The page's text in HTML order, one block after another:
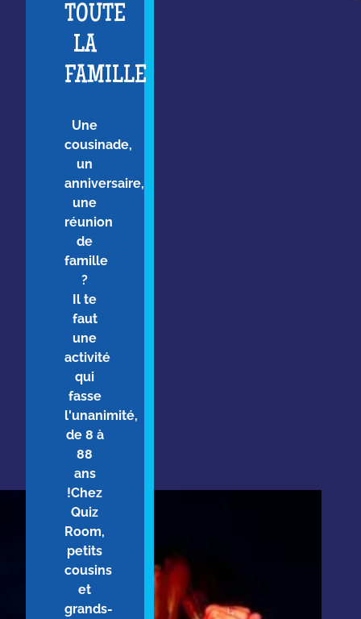
TOUTE
LA
FAMILLE
Une
cousinade,
un
anniversaire,
une
réunion
de
famille
?
Il te
faut
une
activité
qui
fasse
l'unanimité,
de 8 à
88
ans
!Chez
Quiz
Room,
petits
cousins
et
grands-